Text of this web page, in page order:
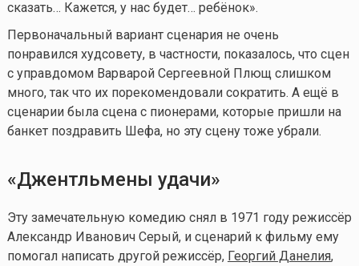
сказать… Кажется, у нас будет… ребёнок».
Первоначальный вариант сценария не очень
понравился худсовету, в частности, показалось, что сцен
с управдомом Варварой Сергеевной Плющ слишком
много, так что их порекомендовали сократить. А ещё в
сценарии была сцена с пионерами, которые пришли на
банкет поздравить Шефа, но эту сцену тоже убрали.
«Джентльмены удачи»
Эту замечательную комедию снял в 1971 году режиссёр
Александр Иванович Серый, и сценарий к фильму ему
помогал написать другой режиссёр, Георгий Данелия,